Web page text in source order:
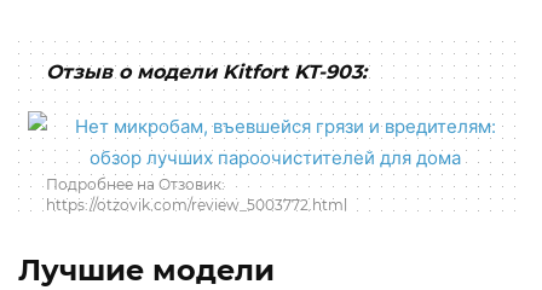
Отзыв о модели Kitfort KT-903:
Подробнее на Отзовик:
https://otzovik.com/review_5003772.html
Лучшие модели